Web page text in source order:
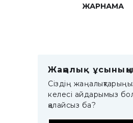
ЖАРНАМА
Жаңалық
Сіздің
келесі айдарымыз
қалайсыз ба?